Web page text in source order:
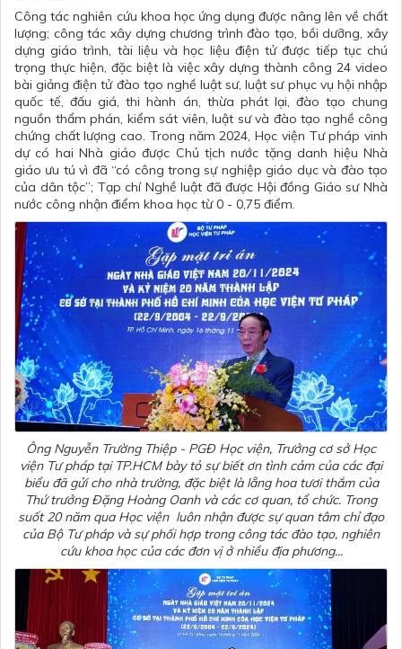
Công tác nghiên cứu khoa học ứng dụng được nâng lên về chất
lượng; công tác xây dựng chương trình đào tạo, bồi dưỡng, xây
dựng giáo trình, tài liệu và học liệu điện tử được tiếp tục chú
trọng thực hiện, đặc biệt là việc xây dựng thành công 24 video
bài giảng điện tử đào tạo nghề luật sư, luật sư phục vụ hội nhập
quốc tế, đấu giá, thi hành án, thừa phát lại, đào tạo chung
nguồn thẩm phán, kiểm sát viên, luật sư và đào tạo nghề công
chứng chất lượng cao. Trong năm 2024, Học viện Tư pháp vinh
dự có hai Nhà giáo được Chủ tịch nước tặng danh hiệu Nhà
giáo ưu tú vì đã “có công trong sự nghiệp giáo dục và đào tạo
của dân tộc”; Tạp chí Nghề luật đã được Hội đồng Giáo sư Nhà
nước công nhận điểm khoa học từ 0 - 0,75 điểm.
Ông Nguyễn Trường Thiệp - PGĐ Học viện, Trưởng cơ sở Học
viện Tư pháp tại TP.HCM bày tỏ sự biết ơn tình cảm của các đại
biểu đã gửi cho nhà trường, đặc biệt là lẵng hoa tươi thắm của
Thứ trưởng Đặng Hoàng Oanh và các cơ quan, tổ chức. Trong
suốt 20 năm qua Học viện luôn nhận được sự quan tâm chỉ đạo
của Bộ Tư pháp và sự phối hợp trong công tác đào tạo, nghiên
cứu khoa học của các đơn vị ở nhiều địa phương...